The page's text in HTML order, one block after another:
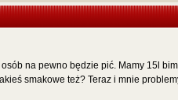
na pewno będzie pić. Mamy 15l
smakowe też? Teraz i mnie